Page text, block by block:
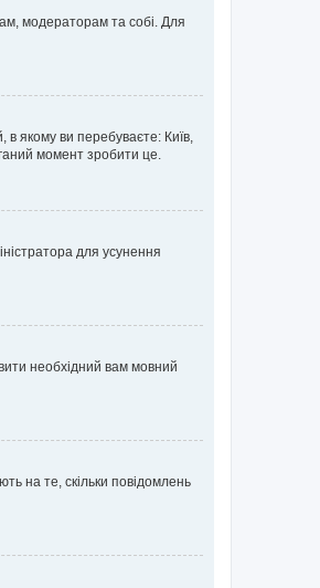
модераторам та собі. Для
в якому ви перебуваєте: Київ,
момент зробити це.
для усунення
необхідний вам мовний
на те, скільки повідомлень